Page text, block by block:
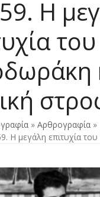
Η
» Αρθρογραφία»
Η μεγάλη επιτυχία